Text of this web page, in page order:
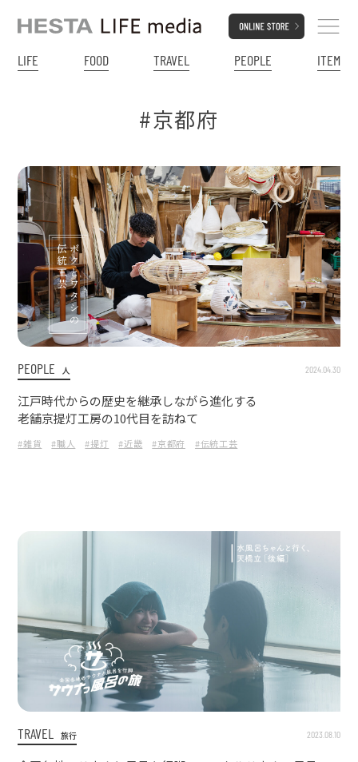
LIFE FOOD TRAVEL PEOPLE ITEM
#京都府
PEOPLE 人 2024.04.30
江戸時代からの歴史を継承しながら進化する
老舗京提灯工房の10代目を訪ねて
#雑貨 #職人 #提灯 #近畿 #京都府 #伝統工芸
TRAVEL 旅行 2023.08.10